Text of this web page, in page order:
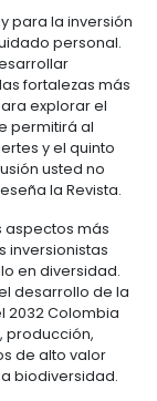
importantes
establecido
Belcorp,
entre otras.
buscando
las
capital
y los
que hay para